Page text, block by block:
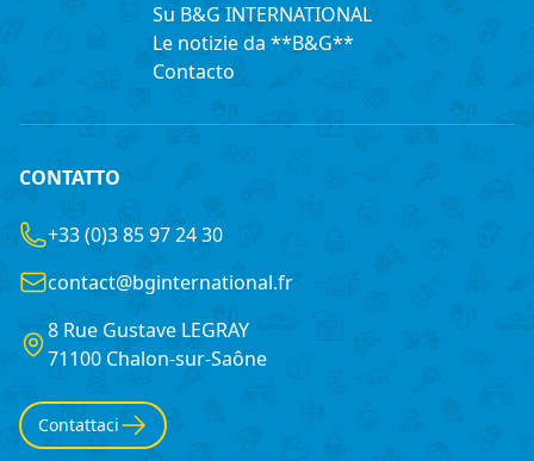
Su B&G INTERNATIONAL
Le notizie da **B&G**
Contacto
CONTATTO
+33 (0)3 85 97 24 30
contact@bginternational.fr
8 Rue Gustave LEGRAY
71100 Chalon-sur-SaôneFrance
Contattaci